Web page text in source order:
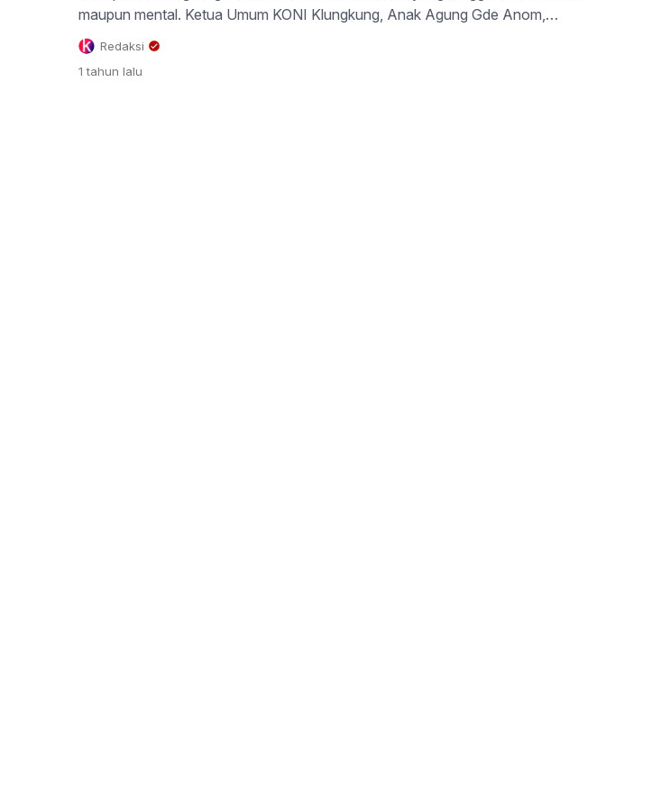
maupun mental. Ketua Umum KONI Klungkung, Anak Agung Gde Anom,
menegaskan pentingnya kesiapan mental atlet sebagai kunci keberhasilan di
arena pertandingan. “30 sampai 35 persen kemenangan ditentukan dari mental.
Jangan terpancing siapa lawan kita, tapi kuatkan mental bahwa […]
Redaksi
1 tahun lalu